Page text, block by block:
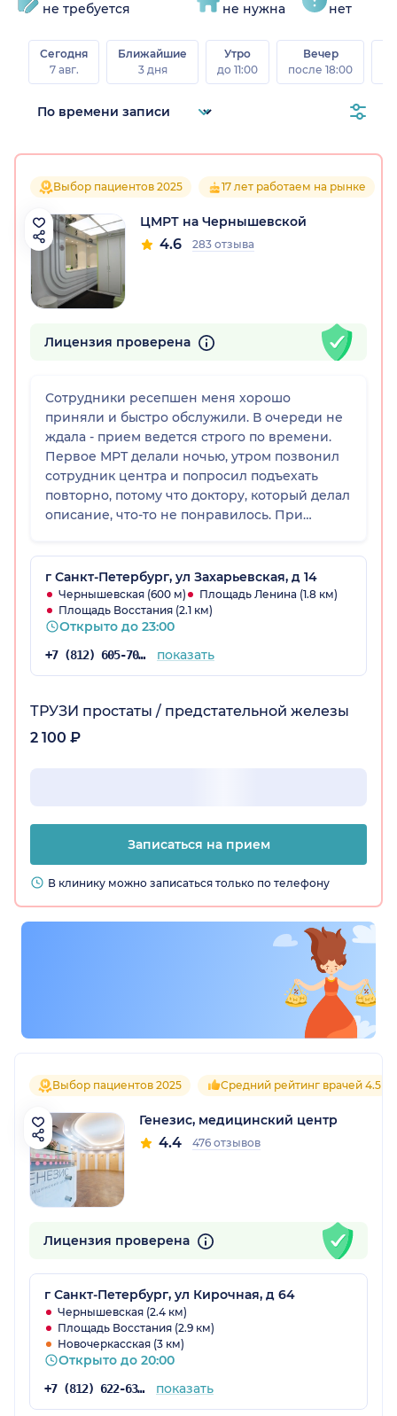
не требуется
не нужна
нет
Сегодня
7 авг.
Ближайшие
3 дня
Утро
до 11:00
Вечер
после 18:00
Выбор пациентов 2025 17 лет работаем на рынке
ЦМРТ на Чернышевской
4.6 283 отзыва
Лицензия проверена
Сотрудники ресепшен меня хорошо
приняли и быстро обслужили. В очереди не
ждала - прием ведется строго по времени.
Первое МРТ делали ночью, утром позвонил
сотрудник центра и попросил подъехать
повторно, потому что доктору, который делал
описание, что-то не понравилось. При
сразу же. Второе исследование провели
бесплатно.
г Санкт-Петербург, ул Захарьевская, д 14
Чернышевская (600 м)
Площадь Ленина (1.8 км)
Площадь Восстания (2.1 км)
Открыто до 23:00
+7 (812) 605-70-67 показать
ТРУЗИ простаты / предстательной железы
2 100 ₽
Записаться на прием
В клинику можно записаться только по телефону
Выбор пациентов 2025 Средний рейтинг врачей 4.5
Генезис, медицинский центр
4.4 476 отзывов
Лицензия проверена
г Санкт-Петербург, ул Кирочная, д 64
Чернышевская (2.4 км)
Площадь Восстания (2.9 км)
Новочеркасская (3 км)
Открыто до 20:00
+7 (812) 622-63-41 показать